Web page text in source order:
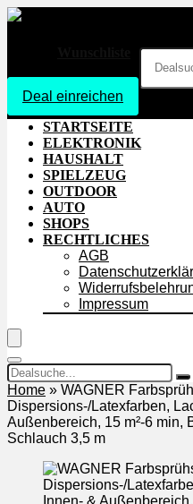
Deal einreichen
STARTSEITE
ELEKTRONIK
HAUSHALT
SPIELZEUG
OUTDOOR
AUTO
SHOPS
RECHTLICHES
AGB
Impressum
Home » WAGNER
Dispersions-/Latexfarben,
Außenbereich, 15 m²-6 min,
Schlauch 3,5 m